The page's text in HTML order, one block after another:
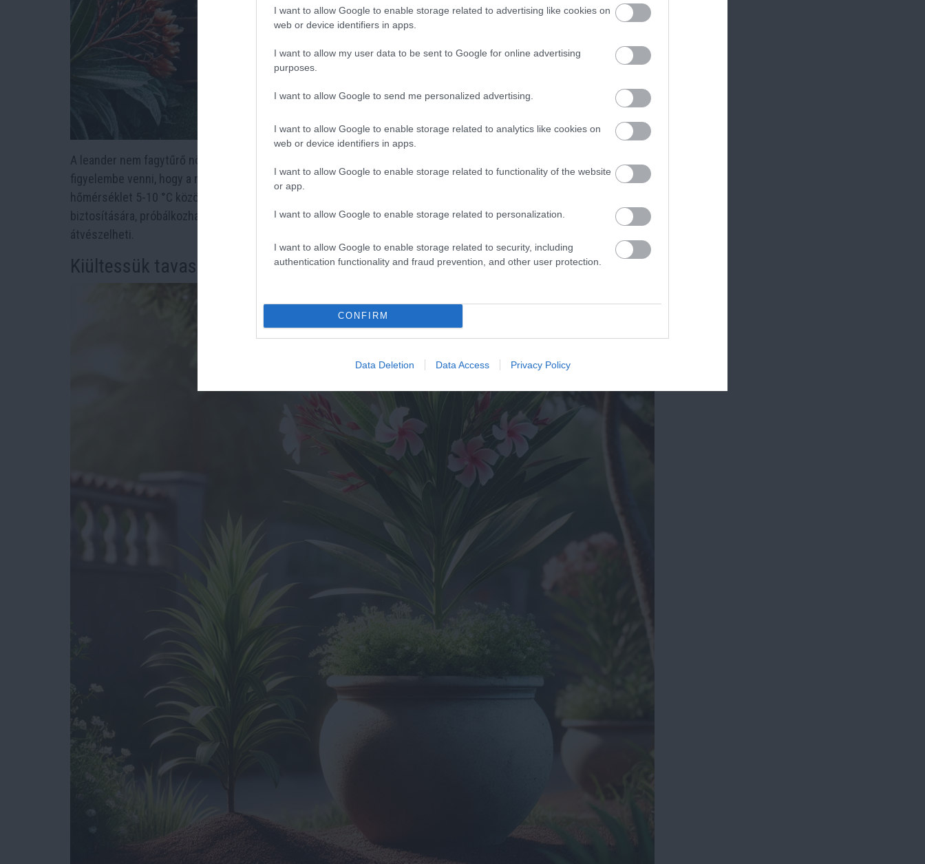
I want to allow Google to enable storage related to advertising like cookies on
web or device identifiers in apps.
I want to allow my user data to be sent to Google for online advertising
purposes.
I want to allow Google to send me personalized advertising.
I want to allow Google to enable storage related to analytics like cookies on
web or device identifiers in apps.
I want to allow Google to enable storage related to functionality of the website
or app.
I want to allow Google to enable storage related to personalization.
I want to allow Google to enable storage related to security, including
authentication functionality and fraud prevention, and other user protection.
CONFIRM
Data Deletion Data Access Privacy Policy
A leander nem fagytűrő növény, ezért mindenképpen
figyelembe venni, hogy a növénynek világos, hűvös helyre van szüksége a teleltetés során. Ideális esetben a
hőmérséklet 5-10 °C között mozogjon, és ügyeljünk arra, hogy elegendő fény érje. Ha nincs lehetőségünk ilyen hely
biztosítására, próbálkozhatunk egy
fűtött garázzsalvagyüvegezett terasszal , ahol a leander a téli hónapokat
átvészelheti.
Kiültessük tavasszal vagy maradjon cserépben?